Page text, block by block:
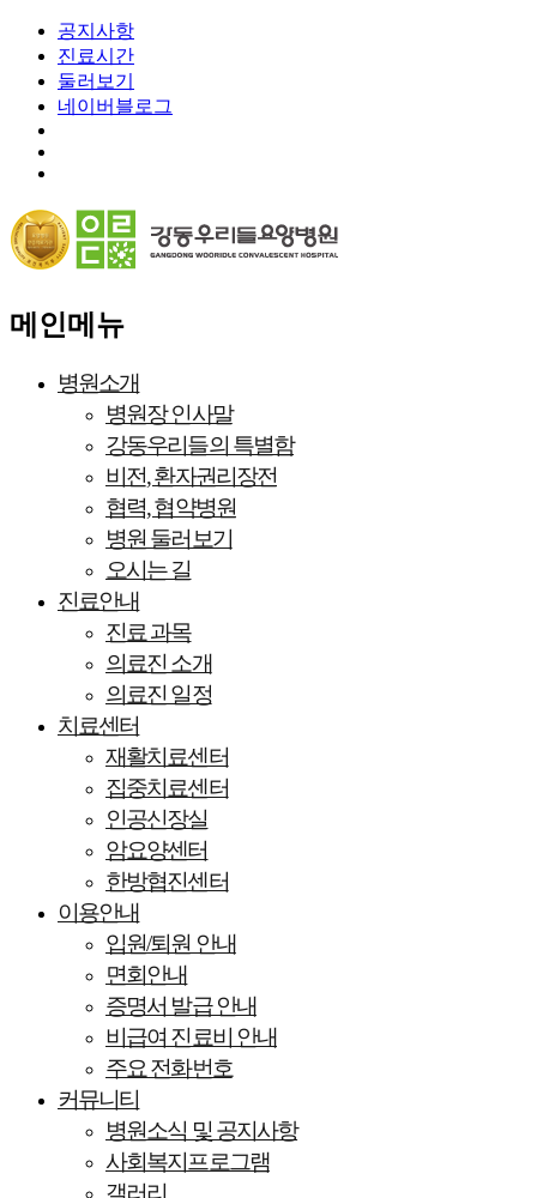
공지사항
진료시간
둘러보기
네이버블로그
메인메뉴
병원소개
병원장 인사말
강동우리들의 특별함
비전, 환자권리장전
협력, 협약병원
병원 둘러보기
오시는 길
진료안내
진료 과목
의료진 소개
의료진 일정
치료센터
재활치료센터
집중치료센터
인공신장실
암요양센터
한방협진센터
이용안내
입원/퇴원 안내
면회안내
증명서 발급 안내
비급여 진료비 안내
주요 전화번호
커뮤니티
병원소식 및 공지사항
사회복지프로그램
갤러리